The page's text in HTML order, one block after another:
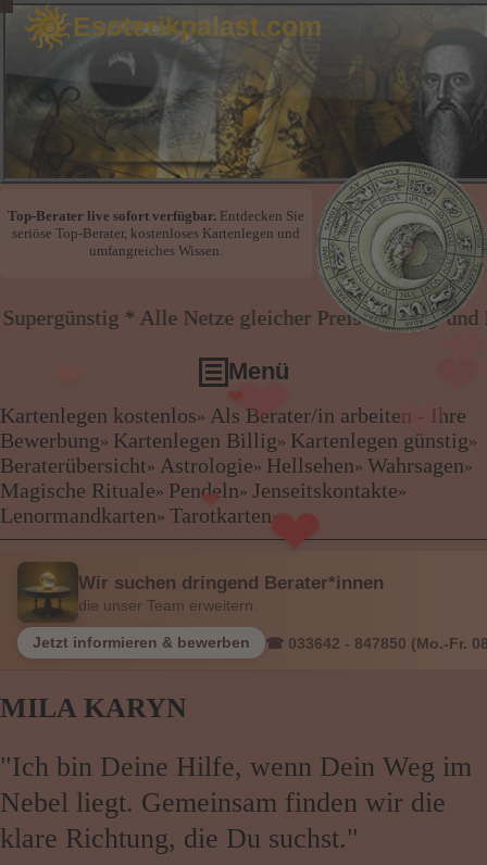
❤
❤
❤
❤ ❤
❤
❤
Esoterikpalast.com
Top-Berater live sofort verfügbar.Entdecken Sie
seriöse Top-Berater, kostenloses Kartenlegen und
umfangreiches Wissen.
* Alle Netze gleicher Preis * Handy und Festnetz
Menü
Kartenlegen kostenlos
Als Berater/in arbeiten - Ihre Bewerbung
Kartenlegen Billig
Kartenlegen günstig
Beraterübersicht
Astrologie
Hellsehen
Wahrsagen
Magische Rituale
Pendeln
Lenormandkarten
Menü: Beraterübersicht Kategorien
Kartenlegen kostenlos» Als Berater/in arbeiten - Ihre
Bewerbung» Kartenlegen Billig» Kartenlegen günstig»
Beraterübersicht» Astrologie» Hellsehen» Wahrsagen»
Magische Rituale» Pendeln» Jenseitskontakte»
Lenormandkarten» Tarotkarten»
Wir suchen dringend Berater*innen
die unser Team erweitern.
Jetzt informieren & bewerben ☎ 033642 - 847850 (Mo.-Fr.
MILA KARYN
"Ich bin Deine Hilfe, wenn Dein Weg im
Nebel liegt. Gemeinsam finden wir die
klare Richtung, die Du suchst."